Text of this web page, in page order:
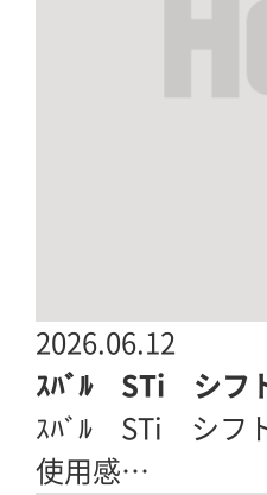
2026.06.12
ｽﾊﾞﾙ STi シフ
ｽﾊﾞﾙ STi シフ
使用感…